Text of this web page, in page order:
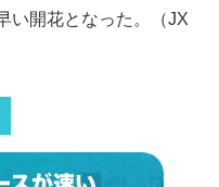
い開花となった。（JX